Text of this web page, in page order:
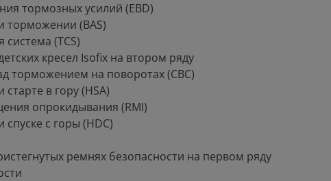
тормозных усилий (EBD)
(BAS)
(TCS)
кресел Isofix на втором ряду
торможением на поворотах (CBC)
в гору (HSA)
опрокидывания (RMI)
с горы (HDC)
ремнях безопасности на первом ряду